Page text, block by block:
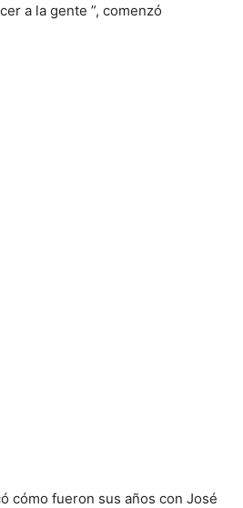
a la gente ”, comenzó
cómo fueron sus años con José